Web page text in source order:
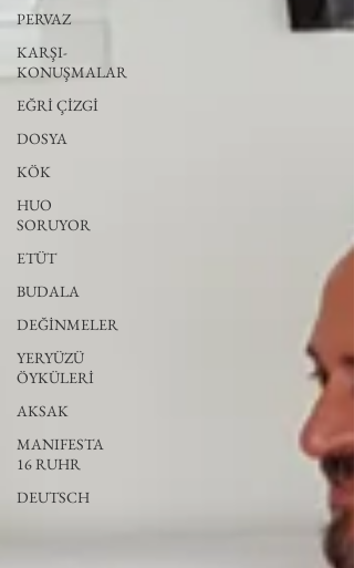
PERVAZ
KARŞI-
KONUŞMALAR
EĞRİ ÇİZGİ
DOSYA
KÖK
HUO
SORUYOR
ETÜT
BUDALA
DEĞİNMELER
YERYÜZÜ
ÖYKÜLERİ
AKSAK
MANIFESTA
16 RUHR
DEUTSCH